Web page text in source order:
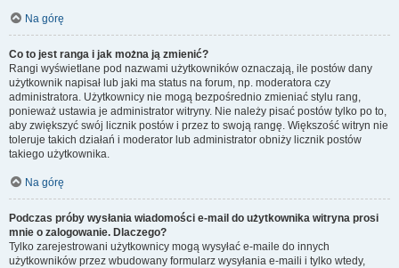
Na górę
Co to jest ranga i jak można ją zmienić?
Rangi wyświetlane pod nazwami użytkowników oznaczają, ile postów dany
użytkownik napisał lub jaki ma status na forum, np. moderatora czy
administratora. Użytkownicy nie mogą bezpośrednio zmieniać stylu rang,
ponieważ ustawia je administrator witryny. Nie należy pisać postów tylko po to,
aby zwiększyć swój licznik postów i przez to swoją rangę. Większość witryn nie
toleruje takich działań i moderator lub administrator obniży licznik postów
takiego użytkownika.
Na górę
Podczas próby wysłania wiadomości e-mail do użytkownika witryna prosi
mnie o zalogowanie. Dlaczego?
Tylko zarejestrowani użytkownicy mogą wysyłać e-maile do innych
użytkowników przez wbudowany formularz wysyłania e-maili i tylko wtedy,